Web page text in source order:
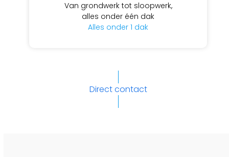
Van grondwerk tot sloopwerk,
alles onder één dak
Alles onder 1 dak
Direct contact